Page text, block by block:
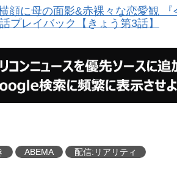
顔に母の面影&赤裸々な恋愛観
話プレイバック【きょう第3話】
ABEMA 配信:リアリティ